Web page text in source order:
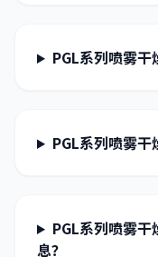
PGL系列喷雾干
PGL系列喷雾干
PGL系列喷雾
息？